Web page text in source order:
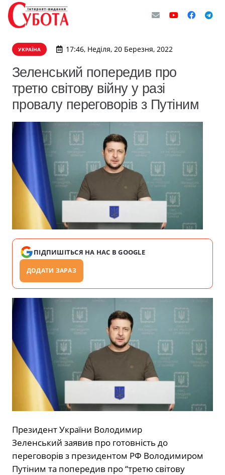
УКРАЇНА 17:46, Неділя, 20 Березня, 2022
Зеленський попередив про
третю світову війну у разі
провалу переговорів з Путіним
ПІДПИШІТЬСЯ НА НАС В GOOGLE
ДОДАТИ ЗАРАЗ
Президент України Володимир
Зеленський заявив про готовність до
переговорів з президентом РФ Володимиром
Путіним та попередив про “третю світову